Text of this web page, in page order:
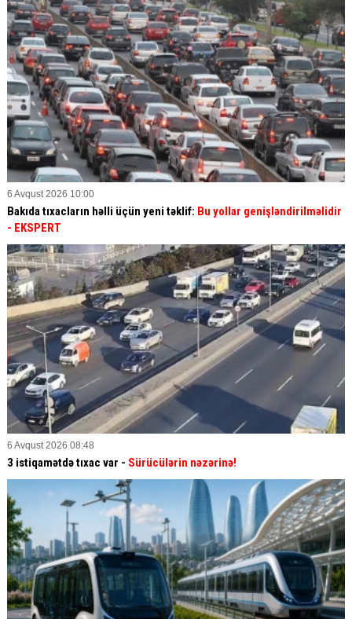
6 Avqust 2026 10:00
Bakıda tıxacların həlli üçün yeni təklif: Bu yollar genişləndirilməlidir
- EKSPERT
6 Avqust 2026 08:48
3 istiqamətdə tıxac var - Sürücülərin nəzərinə!